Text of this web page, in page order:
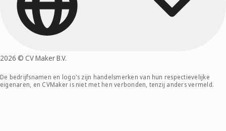
2026 © CV Maker B.V.
De bedrijfsnamen en logo's zijn handelsmerken van hun respectievelijke
eigenaren, en CVMaker is niet met hen verbonden, tenzij anders vermeld.